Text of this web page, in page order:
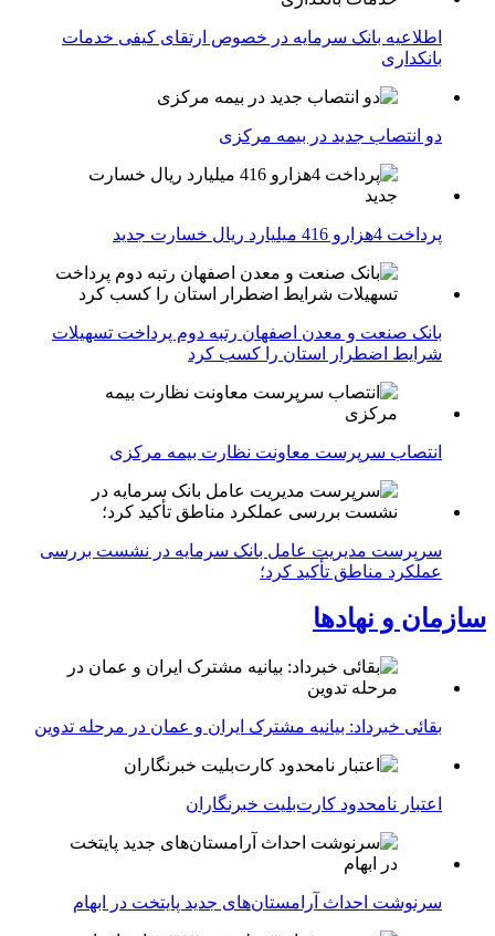
اطلاعیه بانک سرمایه در خصوص ارتقای کیفی خدمات
بانکداری
دو انتصاب جدید در بیمه مركزی
پرداخت 4هزارو 416 میلیارد ریال خسارت جدید
بانک صنعت و معدن اصفهان رتبه دوم پرداخت تسهیلات
شرایط اضطرار استان را کسب کرد
انتصاب سرپرست معاونت نظارت بیمه مرکزی
سرپرست مدیریت عامل بانک سرمایه در نشست بررسی
عملکرد مناطق تأکید کرد؛
سازمان و نهادها
بقائی خبرداد: بیانیه مشترک ایران و عمان در مرحله تدوین
اعتبار نامحدود کارت‌بلیت خبرنگاران
سرنوشت احداث آرامستان‌های جدید پایتخت در ابهام